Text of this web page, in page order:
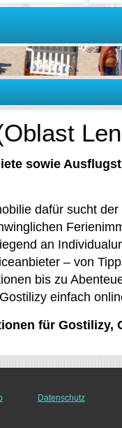
sowie
dafür sucht
an
– von
bis zu
einfach
für Gostilizy,
Datenschutz